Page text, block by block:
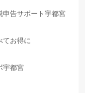
告サポート宇都宮
てお得に
宇都宮